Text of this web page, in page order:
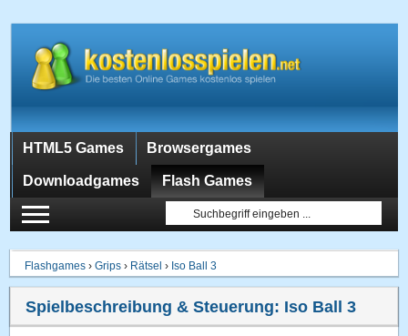
HTML5 Games Browsergames
Downloadgames Flash Games
Flashgames ›Grips › Rätsel › Iso Ball 3
Spielbeschreibung & Steuerung: Iso Ball 3